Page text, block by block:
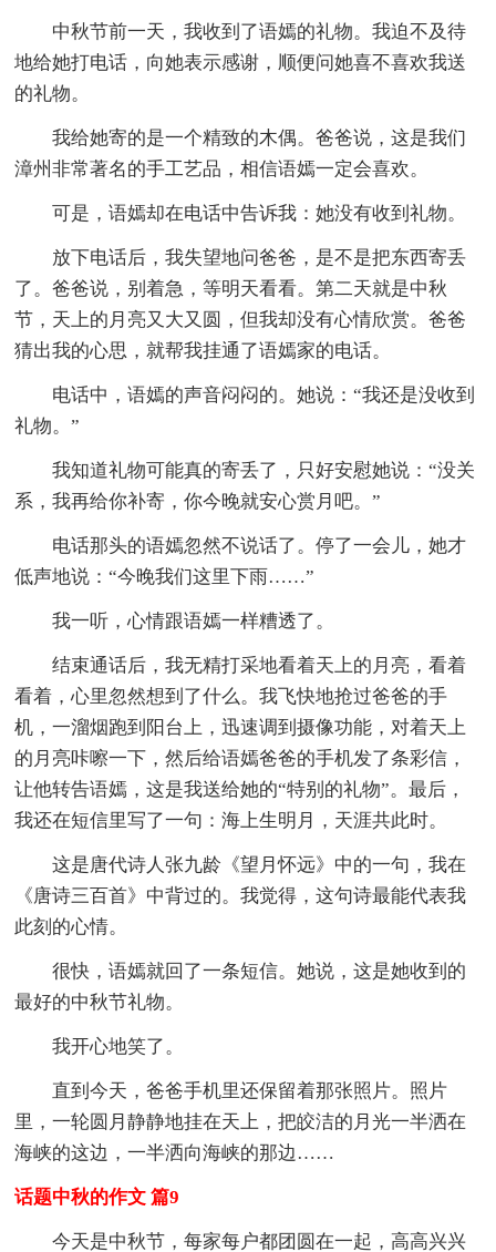
中秋节前一天，我收到了语嫣的礼物。我迫不及待
地给她打电话，向她表示感谢，顺便问她喜不喜欢我送
的礼物。
我给她寄的是一个精致的木偶。爸爸说，这是我们
漳州非常著名的手工艺品，相信语嫣一定会喜欢。
可是，语嫣却在电话中告诉我：她没有收到礼物。
放下电话后，我失望地问爸爸，是不是把东西寄丢
了。爸爸说，别着急，等明天看看。第二天就是中秋
节，天上的月亮又大又圆，但我却没有心情欣赏。爸爸
猜出我的心思，就帮我挂通了语嫣家的电话。
电话中，语嫣的声音闷闷的。她说：“我还是没收到
礼物。”
我知道礼物可能真的寄丢了，只好安慰她说：“没关
系，我再给你补寄，你今晚就安心赏月吧。”
电话那头的语嫣忽然不说话了。停了一会儿，她才
低声地说：“今晚我们这里下雨……”
我一听，心情跟语嫣一样糟透了。
结束通话后，我无精打采地看着天上的月亮，看着
看着，心里忽然想到了什么。我飞快地抢过爸爸的手
机，一溜烟跑到阳台上，迅速调到摄像功能，对着天上
的月亮咔嚓一下，然后给语嫣爸爸的手机发了条彩信，
让他转告语嫣，这是我送给她的“特别的礼物”。最后，
我还在短信里写了一句：海上生明月，天涯共此时。
这是唐代诗人张九龄《望月怀远》中的一句，我在
《唐诗三百首》中背过的。我觉得，这句诗最能代表我
此刻的心情。
很快，语嫣就回了一条短信。她说，这是她收到的
最好的中秋节礼物。
我开心地笑了。
直到今天，爸爸手机里还保留着那张照片。照片
里，一轮圆月静静地挂在天上，把皎洁的月光一半洒在
海峡的这边，一半洒向海峡的那边……
话题中秋的作文 篇9
今天是中秋节，每家每户都团圆在一起，高高兴兴